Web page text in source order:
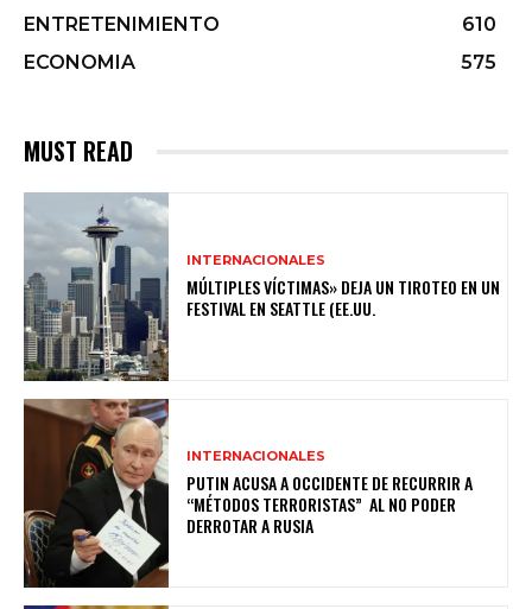
ENTRETENIMIENTO
610
ECONOMIA
575
MUST READ
INTERNACIONALES
MÚLTIPLES VÍCTIMAS» DEJA UN TIROTEO EN UN
FESTIVAL EN SEATTLE (EE.UU.
INTERNACIONALES
PUTIN ACUSA A OCCIDENTE DE RECURRIR A
“MÉTODOS TERRORISTAS” AL NO PODER
DERROTAR A RUSIA